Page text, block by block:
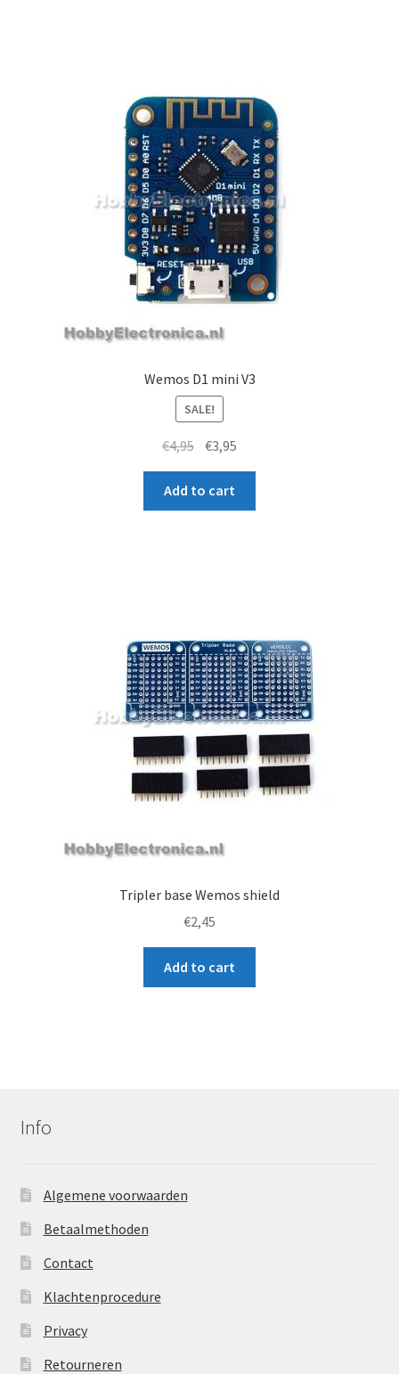
Wemos D1 mini V3
SALE!
€4,95 Original
was:
€4,95.
€3,95
€3,95.
Add to cart
Tripler base Wemos shield
€2,45
Add to cart
Info
Algemene voorwaarden
Betaalmethoden
Contact
Klachtenprocedure
Privacy
Retourneren